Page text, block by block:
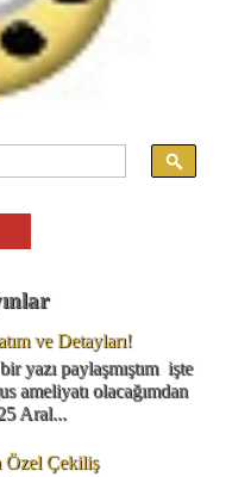
ve Detayları!
yazı paylaşmıştım işte
ameliyatı olacağımdan
Aral...
Özel Çekiliş